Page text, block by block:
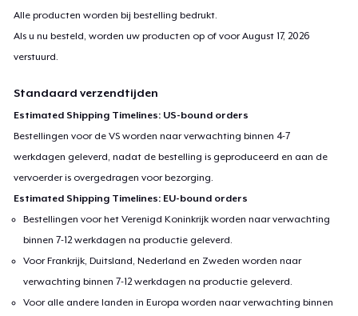
Alle producten worden bij bestelling bedrukt.
Als u nu besteld, worden uw producten op of voorAugust 17, 2026
verstuurd.
Standaard verzendtijden
Estimated Shipping Timelines: US-bound orders
Bestellingen voor de VS worden naar verwachting binnen 4-7
werkdagen geleverd, nadat de bestelling is geproduceerd en aan de
vervoerder is overgedragen voor bezorging.
Estimated Shipping Timelines: EU-bound orders
Bestellingen voor het Verenigd Koninkrijk worden naar verwachting
binnen 7-12 werkdagen na productie geleverd.
Voor Frankrijk, Duitsland, Nederland en Zweden worden naar
verwachting binnen 7-12 werkdagen na productie geleverd.
Voor alle andere landen in Europa worden naar verwachting binnen